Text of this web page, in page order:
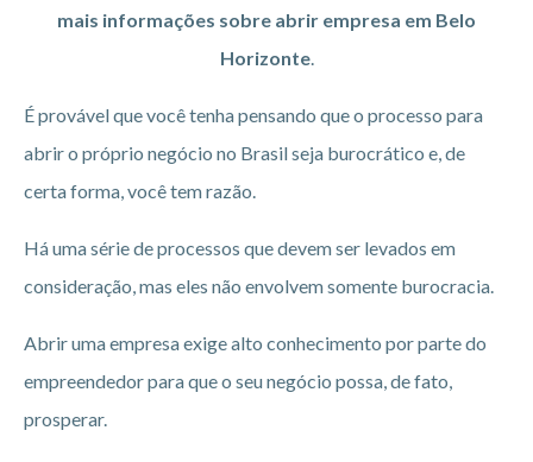
mais informações sobre abrir empresa em Belo
Horizonte.
É provável que você tenha pensando que o processo para
abrir o próprio negócio no Brasil seja burocrático e, de
certa forma, você tem razão.
Há uma série de processos que devem ser levados em
consideração, mas eles não envolvem somente burocracia.
Abrir uma empresa exige alto conhecimento por parte do
empreendedor para que o seu negócio possa, de fato,
prosperar.